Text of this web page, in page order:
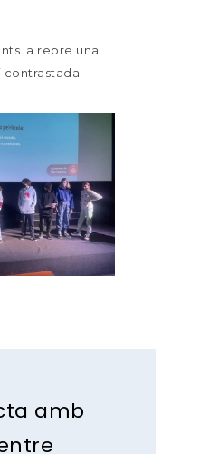
a rebre una
amb